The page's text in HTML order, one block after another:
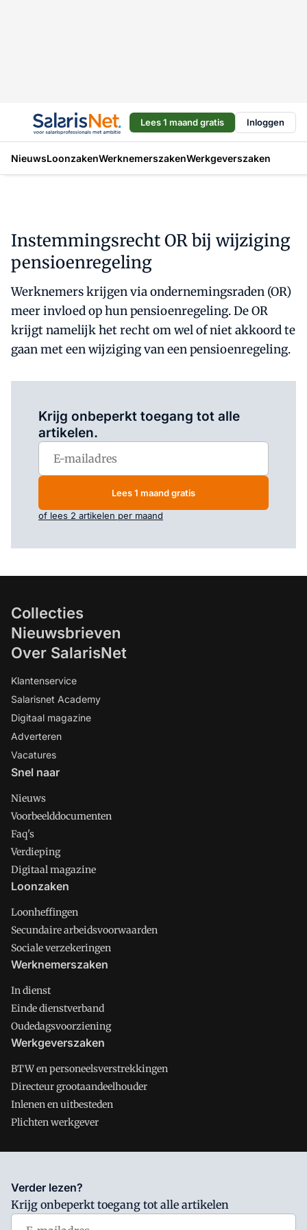
Lees 1 maand gratis Inloggen
NieuwsLoonzakenWerknemerszakenWerkgeverszaken
Instemmingsrecht OR bij wijziging
pensioenregeling
Werknemers krijgen via ondernemingsraden (OR)
meer invloed op hun pensioenregeling. De OR
krijgt namelijk het recht om wel of niet akkoord te
gaan met een wijziging van een pensioenregeling.
Krijg onbeperkt toegang tot alle
artikelen.
Lees 1 maand gratis
of lees 2 artikelen per maand
Collecties
Nieuwsbrieven
Over SalarisNet
Klantenservice
Salarisnet Academy
Digitaal magazine
Adverteren
Vacatures
Snel naar
Nieuws
Voorbeelddocumenten
Faq's
Verdieping
Digitaal magazine
Loonzaken
Loonheffingen
Secundaire arbeidsvoorwaarden
Sociale verzekeringen
Werknemerszaken
In dienst
Einde dienstverband
Oudedagsvoorziening
Werkgeverszaken
BTW en personeelsverstrekkingen
Directeur grootaandeelhouder
Inlenen en uitbesteden
Plichten werkgever
Salarisnet is onderdeel van VMN media. Lees in
waar VMN media voor staat. Op gebruik van deze site zijn de
volgende regelingen van toepassing:Algemene Voorwaarden
Verder lezen?
Krijg onbeperkt toegang tot alle artikelen